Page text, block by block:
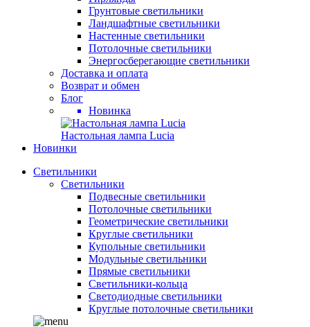
Грунтовые светильники
Ландшафтные светильники
Настенные светильники
Потолочные светильники
Энергосберегающие светильники
Доставка и оплата
Возврат и обмен
Блог
Новинка
Настольная лампа Lucia
Новинки
Светильники
Светильники
Подвесные светильники
Потолочные светильники
Геометрические светильники
Круглые светильники
Купольные светильники
Модульные светильники
Прямые светильники
Светильники-кольца
Светодиодные светильники
Круглые потолочные светильники